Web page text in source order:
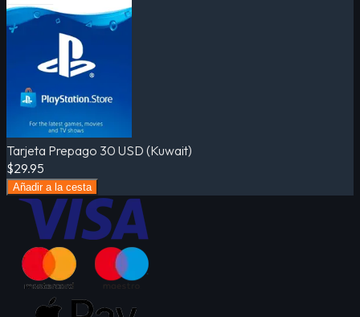
Tarjeta Prepago 30 USD (Kuwait)
$29.95
Añadir a la cesta